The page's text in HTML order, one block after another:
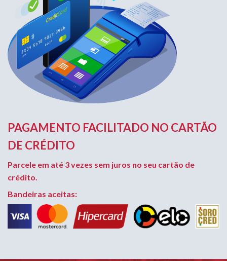
PAGAMENTO FACILITADO NO CARTÃO
DE CRÉDITO
Parcele em até 3 vezes sem juros no seu cartão de
crédito.
Bandeiras aceitas: